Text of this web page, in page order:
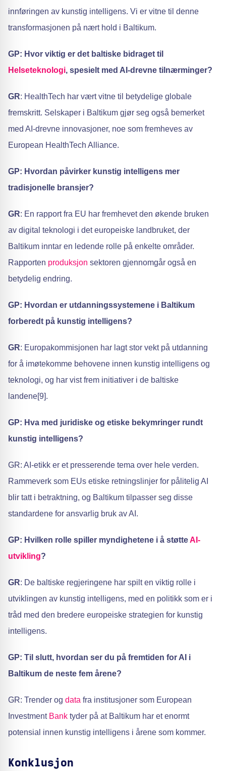
innføringen av kunstig intelligens. Vi er vitne til denne
transformasjonen på nært hold i Baltikum.
GP: Hvor viktig er det baltiske bidraget til
Helseteknologi, spesielt med AI-drevne tilnærminger?
GR: HealthTech har vært vitne til betydelige globale
fremskritt. Selskaper i Baltikum gjør seg også bemerket
med AI-drevne innovasjoner, noe som fremheves av
European HealthTech Alliance.
GP: Hvordan påvirker kunstig intelligens mer
tradisjonelle bransjer?
GR: En rapport fra EU har fremhevet den økende bruken
av digital teknologi i det europeiske landbruket, der
Baltikum inntar en ledende rolle på enkelte områder.
Rapporten produksjon sektoren gjennomgår også en
betydelig endring.
GP: Hvordan er utdanningssystemene i Baltikum
forberedt på kunstig intelligens?
GR: Europakommisjonen har lagt stor vekt på utdanning
for å imøtekomme behovene innen kunstig intelligens og
teknologi, og har vist frem initiativer i de baltiske
landene[9].
GP: Hva med juridiske og etiske bekymringer rundt
kunstig intelligens?
GR: AI-etikk er et presserende tema over hele verden.
Rammeverk som EUs etiske retningslinjer for pålitelig AI
blir tatt i betraktning, og Baltikum tilpasser seg disse
standardene for ansvarlig bruk av AI.
GP: Hvilken rolle spiller myndighetene i å støtteAI-
utvikling?
GR: De baltiske regjeringene har spilt en viktig rolle i
utviklingen av kunstig intelligens, med en politikk som er i
tråd med den bredere europeiske strategien for kunstig
intelligens.
GP: Til slutt, hvordan ser du på fremtiden for AI i
Baltikum de neste fem årene?
GR: Trender og data fra institusjoner som European
Investment Bank tyder på at Baltikum har et enormt
potensial innen kunstig intelligens i årene som kommer.
Konklusjon